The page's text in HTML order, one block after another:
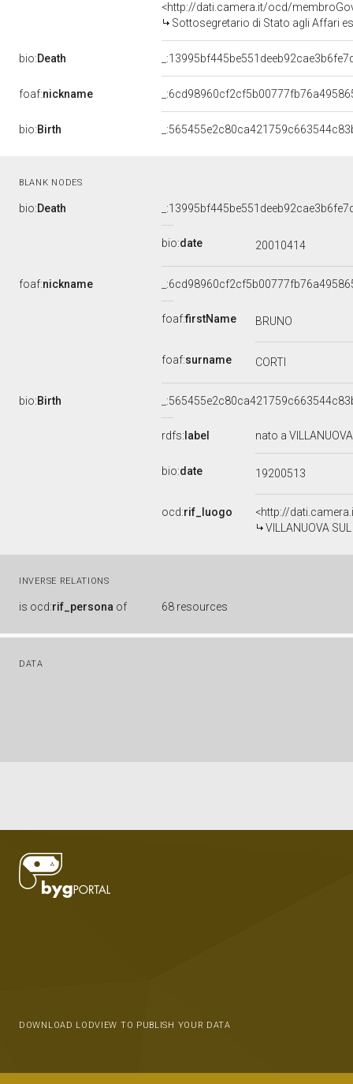
<http://dati.camera.it/ocd/
Sottosegretario di Stato agli Affari
bio:Death
foaf:nickname
bio:Birth
BLANK NODES
bio:Death
bio:date 20010414
foaf:nickname
foaf:firstName BRUNO
foaf:surname CORTI
bio:Birth
rdfs: label nato a
bio:date 19200513
ocd:rif_luogo
<http://
VILLANUOVA SUL
INVERSE RELATIONS
is ocd:rif_persona of 68 resources
DATA
DOWNLOAD LODVIEW TO PUBLISH YOUR DATA